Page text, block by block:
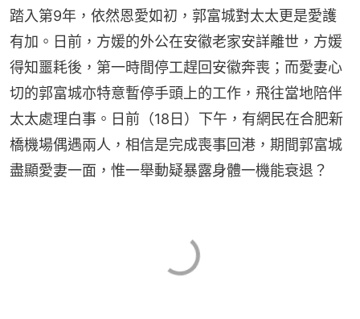
踏入第9年，依然恩愛如初，郭富城對太太更是愛護
有加。日前，方媛的外公在安徽老家安詳離世，方媛
得知噩耗後，第一時間停工趕回安徽奔喪；而愛妻心
切的郭富城亦特意暫停手頭上的工作，飛往當地陪伴
太太處理白事。日前（18日）下午，有網民在合肥新
橋機場偶遇兩人，相信是完成喪事回港，期間郭富城
盡顯愛妻一面，惟一舉動疑暴露身體一機能衰退？